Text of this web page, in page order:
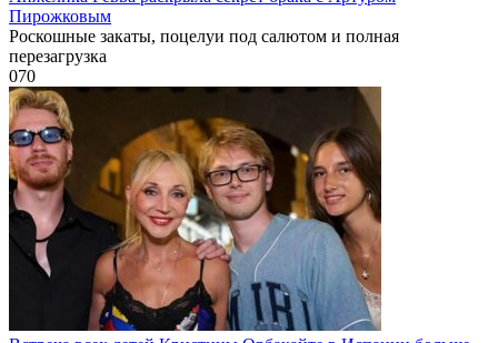
Пирожковым
Роскошные закаты, поцелуи под салютом и полная
перезагрузка
070